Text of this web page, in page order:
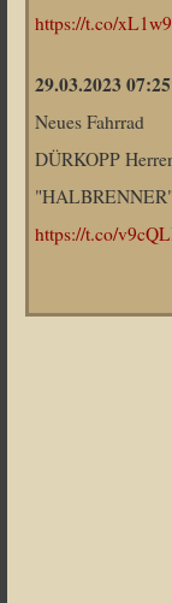
https://t.co/
29.03.2023 07:25
Neues Fahrrad
DÜRKOPP
"HALBRENNER"
https://t.co/